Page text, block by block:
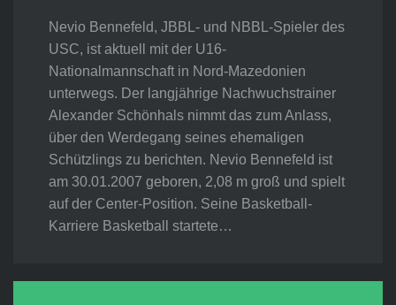
Nevio Bennefeld, JBBL- und NBBL-Spieler des
USC, ist aktuell mit der U16-
Nationalmannschaft in Nord-Mazedonien
unterwegs. Der langjährige Nachwuchstrainer
Alexander Schönhals nimmt das zum Anlass,
über den Werdegang seines ehemaligen
Schützlings zu berichten. Nevio Bennefeld ist
am 30.01.2007 geboren, 2,08 m groß und spielt
auf der Center-Position. Seine Basketball-
Karriere Basketball startete…